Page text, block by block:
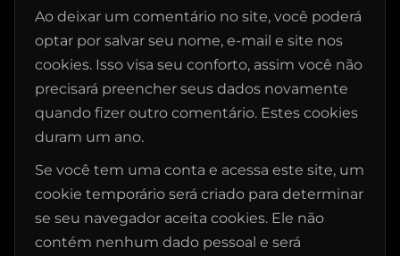
Ao deixar um comentário no site, você poderá
optar por salvar seu nome, e-mail e site nos
cookies. Isso visa seu conforto, assim você não
precisará preencher seus dados novamente
quando fizer outro comentário. Estes cookies
duram um ano.
Se você tem uma conta e acessa este site, um
cookie temporário será criado para determinar
se seu navegador aceita cookies. Ele não
contém nenhum dado pessoal e será